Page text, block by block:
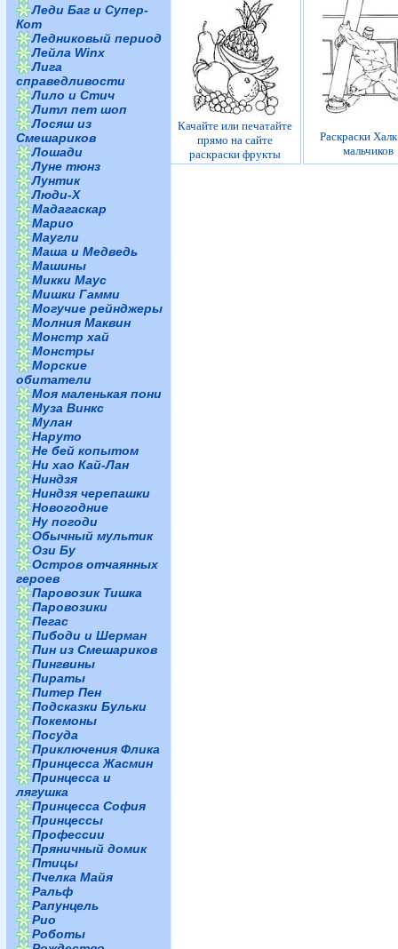
Леди Баг и Супер-
Кот
Ледниковый период
Лейла Winx
Лига
справедливости
Лило и Стич
Литл пет шоп
Лосяш из
Смешариков
Лошади
Луне тюнз
Лунтик
Люди-Х
Мадагаскар
Марио
Маугли
Маша и Медведь
Машины
Микки Маус
Мишки Гамми
Могучие рейнджеры
Молния Маквин
Монстр хай
Монстры
Морские
обитатели
Моя маленькая пони
Муза Винкс
Мулан
Наруто
Не бей копытом
Ни хао Кай-Лан
Ниндзя
Ниндзя черепашки
Новогодние
Ну погоди
Обычный мультик
Ози Бу
Остров отчаянных
героев
Паровозик Тишка
Паровозики
Пегас
Пибоди и Шерман
Пин из Смешариков
Пингвины
Пираты
Питер Пен
Подсказки Бульки
Покемоны
Посуда
Приключения Флика
Принцесса Жасмин
Принцесса и
лягушка
Принцесса София
Принцессы
Профессии
Пряничный домик
Птицы
Пчелка Майя
Ральф
Рапунцель
Рио
Роботы
Качайте или печатайте
прямо на сайте
раскраски фрукты
Раскраски
мальчиков